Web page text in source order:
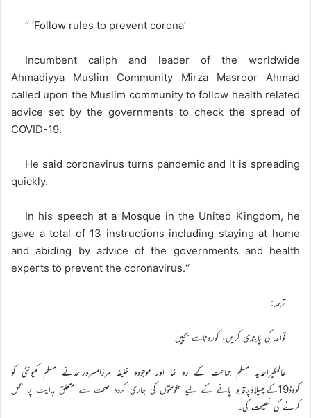
’’ ‘Follow rules to prevent corona’
Incumbent caliph and leader of the worldwide
Ahmadiyya Muslim Community Mirza Masroor Ahmad
called upon the Muslim community to follow health related
advice set by the governments to check the spread of
COVID-19.
He said coronavirus turns pandemic and it is spreading
quickly.
In his speech at a Mosque in the United Kingdom, he
gave a total of 13 instructions including staying at home
and abiding by advice of the governments and health
experts to prevent the coronavirus.‘‘
ترجمہ:
قواعد کی پابندی کریں، کوروناسے بچیں
عالمگیراحمدیہ مسلم جماعت کے رہ نما اور موجودہ خلیفہ مرزامسروراحمدنے مسلم کمیونٹی کو
کووِڈ19کےپھیلاؤپرقابو پانے کے لیے حکومتوں کی جاری کردہ صحت سے متعلق ہدایت پر عمل
کرنے کی نصیحت کی۔